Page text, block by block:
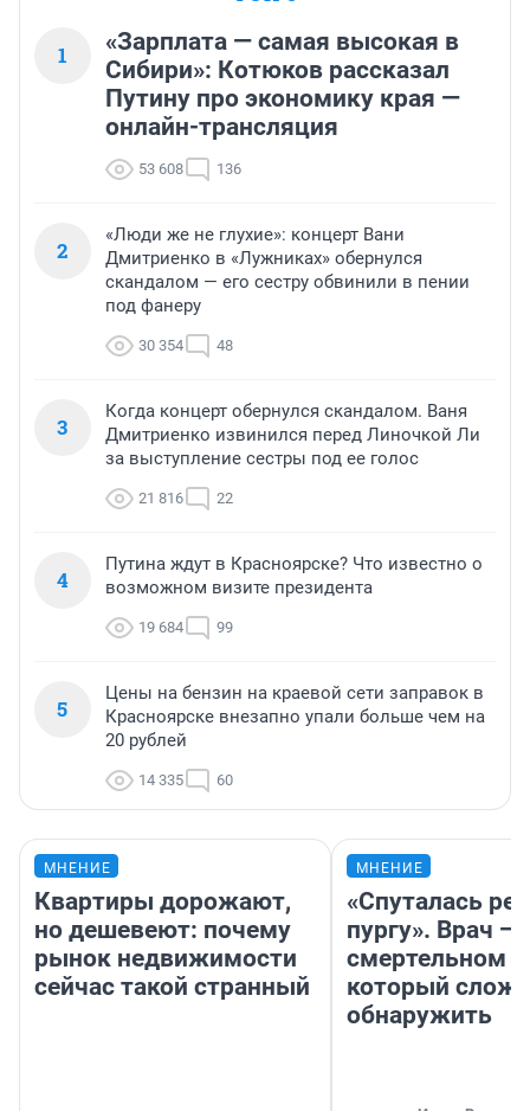
1
«Зарплата — самая высокая в
Сибири»: Котюков рассказал
Путину про экономику края —
онлайн-трансляция
53 608 136
2
«Люди же не глухие»: концерт Вани
Дмитриенко в «Лужниках» обернулся
скандалом — его сестру обвинили в пении
под фанеру
30 354 48
3
Когда концерт обернулся скандалом. Ваня
Дмитриенко извинился перед Линочкой Ли
за выступление сестры под ее голос
21 816 22
4
Путина ждут в Красноярске? Что известно о
возможном визите президента
19 684 99
5
Цены на бензин на краевой сети заправок в
Красноярске внезапно упали больше чем на
20 рублей
14 335 60
МНЕНИЕ
Квартиры дорожают,
но дешевеют: почему
рынок недвижимости
сейчас такой странный
МНЕНИЕ
«Спуталась
пургу». Врач —
смертельном
который
обнаружить